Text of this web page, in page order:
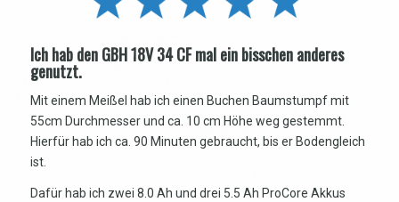
Ich hab den GBH 18V 34 CF mal ein bisschen anderes
genutzt.
Mit einem Meißel hab ich einen Buchen Baumstumpf mit
55cm Durchmesser und ca. 10 cm Höhe weg gestemmt.
Hierfür hab ich ca. 90 Minuten gebraucht, bis er Bodengleich
ist.
Dafür hab ich zwei 8.0 Ah und drei 5.5 Ah ProCore Akkus